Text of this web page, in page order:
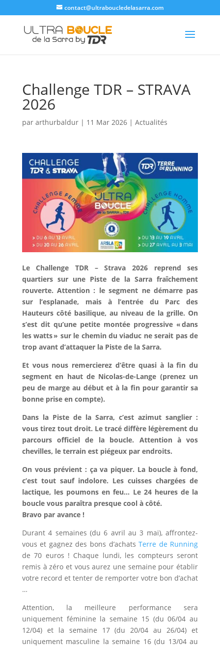
contact@ultraboucledelasarra.com
Challenge TDR – STRAVA
2026
par arthurbaldur| 11 Mar 2026| Actualités
Le Challenge TDR – Strava 2026 reprend ses
quartiers sur une Piste de la Sarra fraîchement
rouverte. Attention : le segment ne démarre pas
sur l’esplanade, mais à l’entrée du Parc des
Hauteurs côté basilique, au niveau de la grille. On
s’est dit qu’une petite montée progressive « dans
les watts » sur le chemin du viaduc ne serait pas de
trop avant d’attaquer la Piste de la Sarra.
Et vous nous remercierez d’être quasi à la fin du
segment en haut de Nicolas-de-Lange (prenez un
peu de marge au début et à la fin pour garantir sa
bonne prise en compte).
Dans la Piste de la Sarra, c’est azimut sanglier :
vous tirez tout droit. Le tracé diffère légèrement du
parcours officiel de la boucle. Attention à vos
chevilles, le terrain est piégeux par endroits.
On vous prévient : ça va piquer. La boucle à fond,
c’est tout sauf indolore. Les cuisses chargées de
lactique, les poumons en feu… Le 24 heures de la
boucle vous paraîtra presque cool à côté.
Bravo par avance !
Durant 4 semaines (du 6 avril au 3 mai), affrontez-
vous et gagnez des bons d’achatsTerre de Running
de 70 euros ! Chaque lundi, les compteurs seront
remis à zéro et vous aurez une semaine pour établir
votre record et tenter de remporter votre bon d’achat
…
Attention, la meilleure performance sera
uniquement féminine la semaine 15 (du 06/04 au
12/04) et la semaine 17 (du 20/04 au 26/04) et
uniquement masculine la semaine 16 (du 13/04 au